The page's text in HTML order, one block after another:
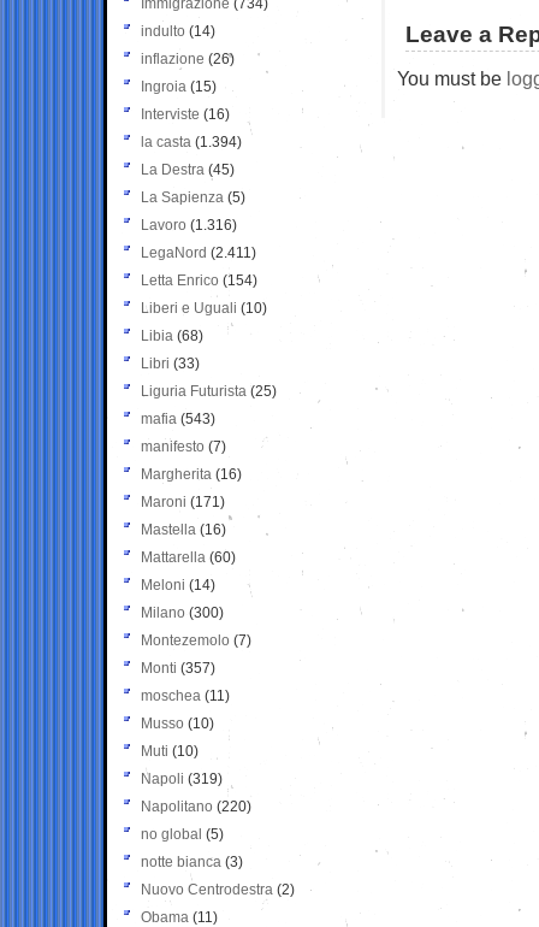
Leave a
You must be
Immigrazione (734)
indulto (14)
inflazione (26)
Ingroia (15)
Interviste (16)
la casta (1.394)
La Destra (45)
La Sapienza (5)
Lavoro (1.316)
LegaNord (2.411)
Letta Enrico (154)
Liberi e Uguali (10)
Libia (68)
Libri (33)
Liguria Futurista (25)
mafia (543)
manifesto (7)
Margherita (16)
Maroni (171)
Mastella (16)
Mattarella (60)
Meloni (14)
Milano (300)
Montezemolo (7)
Monti (357)
moschea (11)
Musso (10)
Muti (10)
Napoli (319)
Napolitano (220)
no global (5)
notte bianca (3)
Nuovo Centrodestra (2)
Obama (11)